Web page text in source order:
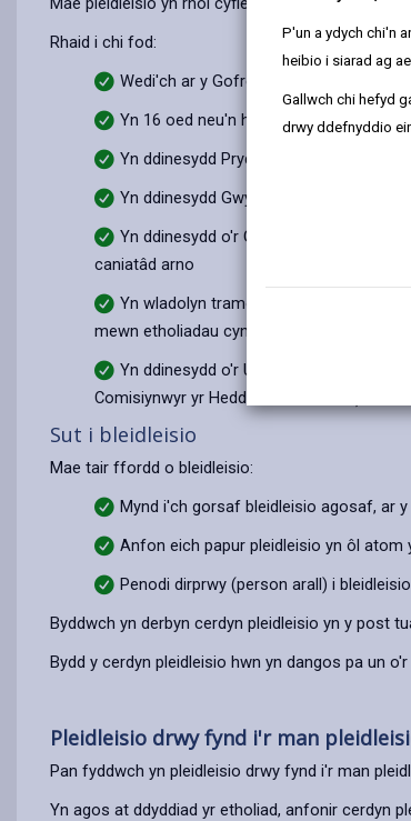
P'un a ydych chi'n
heibio i siarad ag
Gallwch chi hefyd
drwy ddefnyddio
Rhaid i chi fod:
Wedi'ch ar y Gofrestr Etholiadol
Yn 16 oed neu'n hŷn
Yn ddinesydd Prydeinig
Yn ddinesydd Gwyddelig
Yn ddinesydd o'r Gymanwlad (gan
caniatâd arno
Yn wladolyn tramor sydd â chaniatâd i
mewn etholiadau cynghorau lleol y gallwch
Yn ddinesydd o'r Undeb Ewropeaidd
Comisiynwyr yr Heddlu a Throseddu)
Sut i bleidleisio
Mae tair ffordd o bleidleisio:
Mynd i'ch gorsaf bleidleisio agosaf, ar y
Anfon eich papur pleidleisio yn ôl atom
Penodi dirprwy (person arall) i
Byddwch yn derbyn cerdyn pleidleisio yn y post
Bydd y cerdyn pleidleisio hwn yn dangos pa un
Pleidleisio drwy fynd i'r man
Pan fyddwch yn pleidleisio drwy fynd i'r man
Yn agos at ddyddiad yr etholiad, anfonir cerdyn